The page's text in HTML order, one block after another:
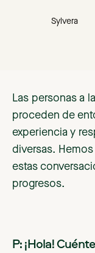
Sylvera
Las personas a
proceden de
experiencia y
diversas.
estas
progresos.
P: ¡Hola!